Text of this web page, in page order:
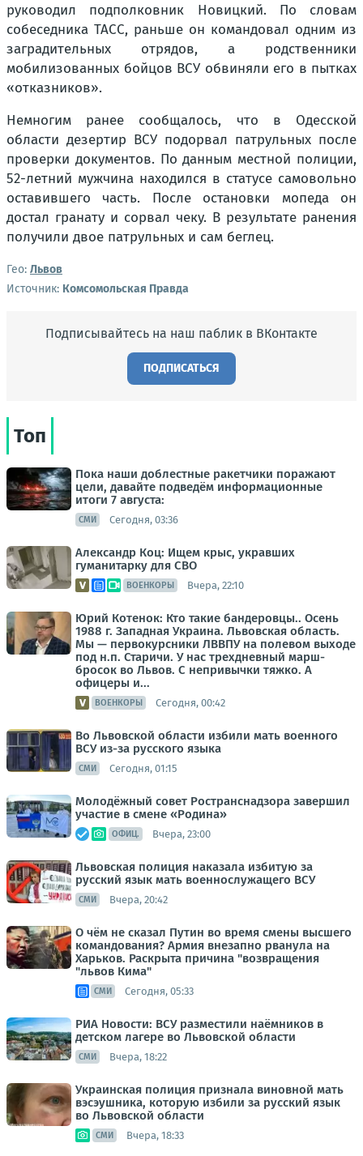
руководил подполковник Новицкий. По словам
собеседника ТАСС, раньше он командовал одним из
заградительных отрядов, а родственники
мобилизованных бойцов ВСУ обвиняли его в пытках
«отказников».
Немногим ранее сообщалось, что в Одесской
области дезертир ВСУ подорвал патрульных после
проверки документов. По данным местной полиции,
52-летний мужчина находился в статусе самовольно
оставившего часть. После остановки мопеда он
достал гранату и сорвал чеку. В результате ранения
получили двое патрульных и сам беглец.
Гео: Львов
Источник: Комсомольская Правда
Подписывайтесь на наш паблик в ВКонтакте
ПОДПИСАТЬСЯ
Топ
Пока наши доблестные ракетчики поражают
цели, давайте подведём информационные
итоги 7 августа:
СМИ Сегодня, 03:36
Александр Коц: Ищем крыс, укравших
гуманитарку для СВО
ВОЕНКОРЫ Вчера, 22:10
Юрий Котенок: Кто такие бандеровцы.. Осень
1988 г. Западная Украина. Львовская область.
Мы — первокурсники ЛВВПУ на полевом выходе
под н.п. Старичи. У нас трехдневный марш-
бросок во Львов. С непривычки тяжко. А
офицеры и...
ВОЕНКОРЫ Сегодня, 00:42
Во Львовской области избили мать военного
ВСУ из-за русского языка
СМИ Сегодня, 01:15
Молодёжный совет Ространснадзора завершил
участие в смене «Родина»
ОФИЦ. Вчера, 23:00
Львовская полиция наказала избитую за
русский язык мать военнослужащего ВСУ
СМИ Вчера, 20:42
О чём не сказал Путин во время смены высшего
командования? Армия внезапно рванула на
Харьков. Раскрыта причина "возвращения
"львов Кима"
СМИ Сегодня, 05:33
РИА Новости: ВСУ разместили наёмников в
детском лагере во Львовской области
СМИ Вчера, 18:22
Украинская полиция признала виновной мать
вэсэушника, которую избили за русский язык
во Львовской области
СМИ Вчера, 18:33